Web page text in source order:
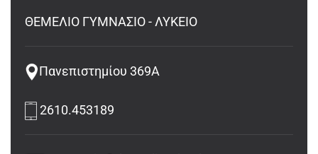
ΘΕΜΕΛΙΟ ΓΥΜΝΑΣΙΟ - ΛΥΚΕΙΟ
Πανεπιστημίου 369Α
2610.453189